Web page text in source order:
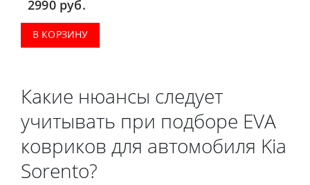
2990 руб.
В КОРЗИНУ
Какие нюансы следует
учитывать при подборе EVA
ковриков для автомобиля Kia
Sorento?